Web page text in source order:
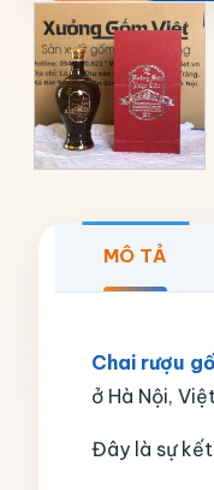
MÔ TẢ
Chai rượu
ở Hà Nội,
Đây là sự